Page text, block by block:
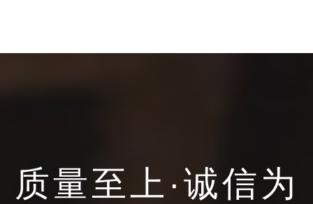
质量至上·诚信为